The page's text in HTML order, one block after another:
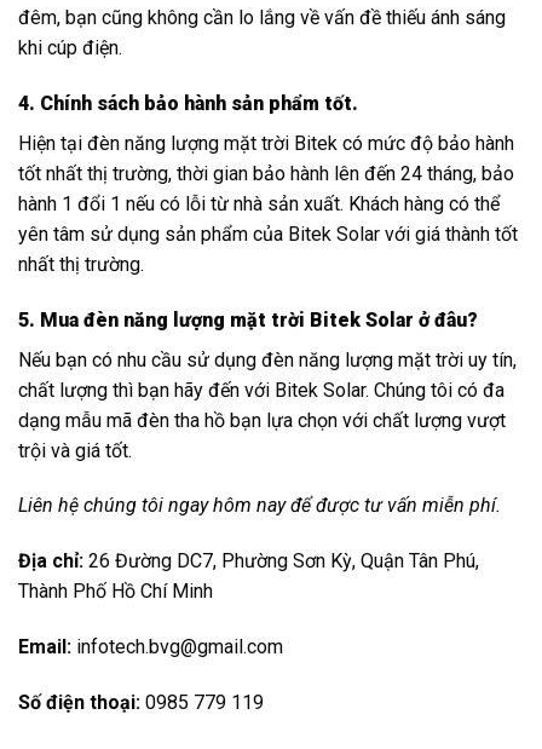
đêm, bạn cũng không cần lo lắng về vấn đề thiếu ánh sáng
khi cúp điện.
4. Chính sách bảo hành sản phẩm tốt.
Hiện tại đèn năng lượng mặt trời Bitek có mức độ bảo hành
tốt nhất thị trường, thời gian bảo hành lên đến 24 tháng, bảo
hành 1 đổi 1 nếu có lỗi từ nhà sản xuất. Khách hàng có thể
yên tâm sử dụng sản phẩm của Bitek Solar với giá thành tốt
nhất thị trường.
5. Mua đèn năng lượng mặt trời Bitek Solar ở đâu?
Nếu bạn có nhu cầu sử dụng đèn năng lượng mặt trời uy tín,
chất lượng thì bạn hãy đến với Bitek Solar. Chúng tôi có đa
dạng mẫu mã đèn tha hồ bạn lựa chọn với chất lượng vượt
trội và giá tốt.
Liên hệ chúng tôi ngay hôm nay để được tư vấn miễn phí.
Địa chỉ: 26 Đường DC7, Phường Sơn Kỳ, Quận Tân Phú,
Thành Phố Hồ Chí Minh
Email: infotech.bvg@gmail.com
Số điện thoại: 0985 779 119